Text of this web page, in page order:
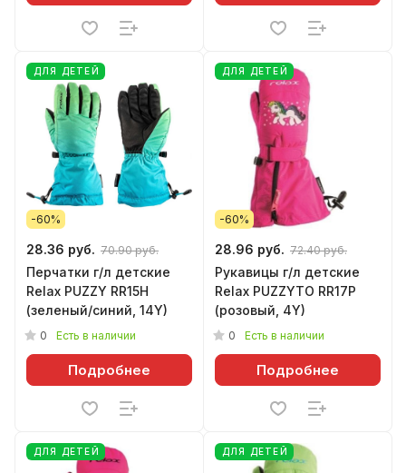
ДЛЯ ДЕТЕЙ
-60%
28.36 руб. 70.90 руб.
Перчатки г/л детские
Relax PUZZY RR15H
(зеленый/синий, 14Y)
0 Есть в наличии
Подробнее
ДЛЯ ДЕТЕЙ
-60%
28.96 руб. 72.40 руб.
Рукавицы г/л детские
Relax PUZZYTO RR17P
(розовый, 4Y)
0 Есть в наличии
Подробнее
ДЛЯ ДЕТЕЙ ДЛЯ ДЕТЕЙ